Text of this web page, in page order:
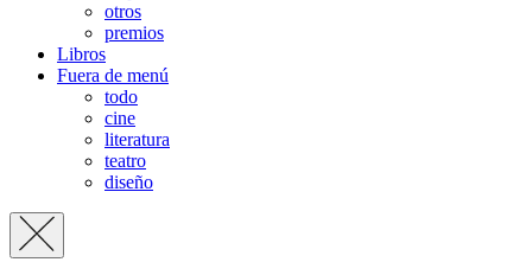
otros
premios
Libros
Fuera de menú
todo
cine
literatura
teatro
diseño